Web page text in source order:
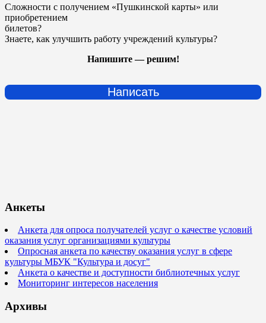
Сложности с получением «Пушкинской карты» или
приобретением
билетов?
Знаете, как улучшить работу учреждений культуры?
Напишите — решим!
Написать
Анкеты
Анкета для опроса получателей услуг о качестве условий
оказания услуг организациями культуры
Опросная анкета по качеству оказания услуг в сфере
культуры МБУК "Культура и досуг"
Анкета о качестве и доступности библиотечных услуг
Мониторинг интересов населения
Архивы